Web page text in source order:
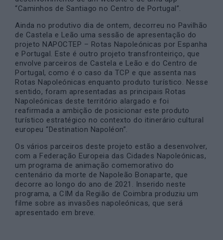
“Caminhos de Santiago no Centro de Portugal”.
Ainda no produtivo dia de ontem, decorreu no Pavilhão
de Castela e Leão uma sessão de apresentação do
projeto NAPOCTEP – Rotas Napoleónicas por Espanha
e Portugal. Este é outro projeto transfronteiriço, que
envolve parceiros de Castela e Leão e do Centro de
Portugal, como é o caso da TCP e que assenta nas
Rotas Napoleónicas enquanto produto turístico. Nesse
sentido, foram apresentadas as principais Rotas
Napoleónicas deste território alargado e foi
reafirmada a ambição de posicionar este produto
turístico estratégico no contexto do itinerário cultural
europeu “Destination Napoléon”.
Os vários parceiros deste projeto estão a desenvolver,
com a Federação Europeia das Cidades Napoleónicas,
um programa de animação comemorativo do
centenário da morte de Napoleão Bonaparte, que
decorre ao longo do ano de 2021. Inserido neste
programa, a CIM da Região de Coimbra produziu um
filme sobre as invasões napoleónicas, que será
apresentado em breve.